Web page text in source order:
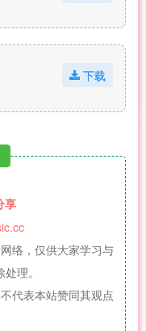
下载
享
络，仅供大家学习与
理。
代表本站赞同其观点